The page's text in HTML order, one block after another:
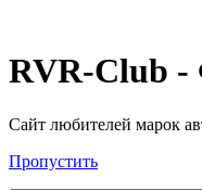
RVR-Club
Сайт любителей марок
Пропустить